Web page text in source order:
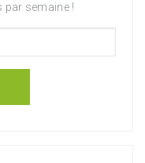
par semaine !